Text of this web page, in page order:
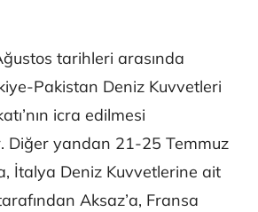
tarihleri arasında
Pakistan Deniz Kuvvetleri
icra edilmesi
Diğer yandan 21-25 Temmuz
İtalya Deniz Kuvvetlerine ait
Aksaz’a, Fransa